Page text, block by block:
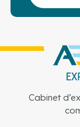
Cabinet